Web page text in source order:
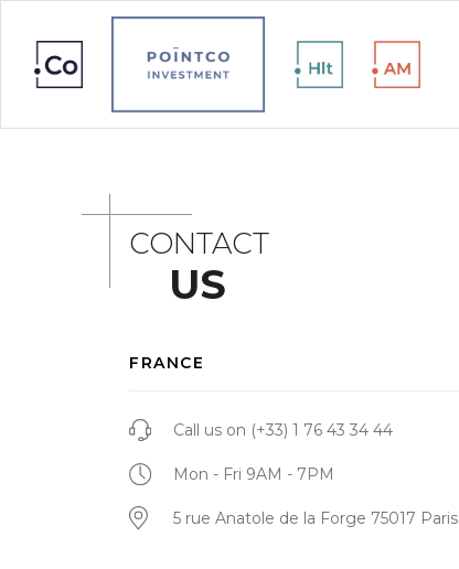
CONTACT
US
FRANCE
Call us on (+33) 1 76 43 34 44
Mon - Fri 9AM - 7PM
5 rue Anatole de la Forge 75017 Paris